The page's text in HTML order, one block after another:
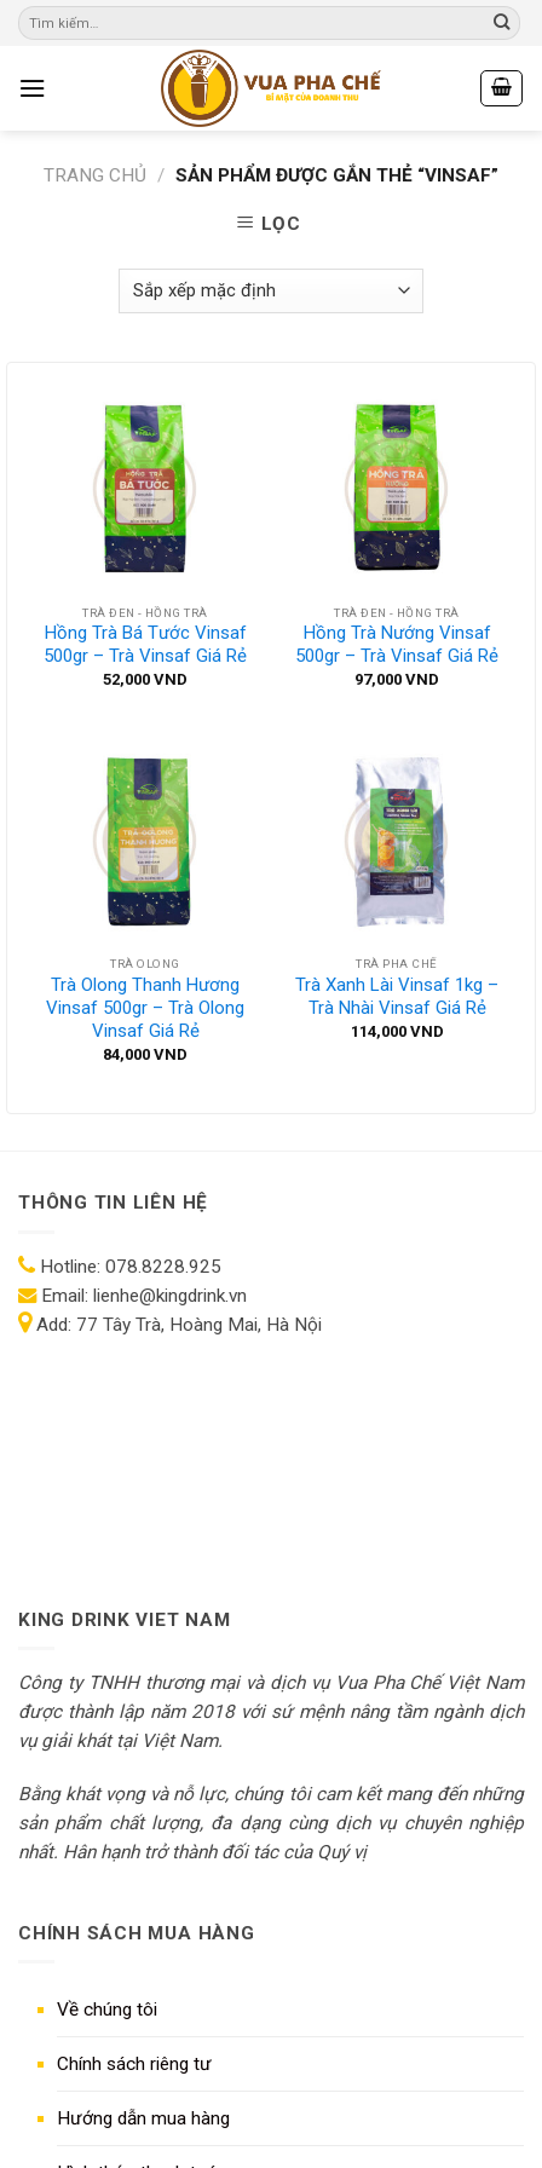
Skip
TRANG CHỦ / SẢN PHẨM ĐƯỢC GẮN THẺ “VINSAF”
LỌC
TRÀ ĐEN - HỒNG TRÀ
Hồng Trà Bá Tước Vinsaf
500gr – Trà Vinsaf Giá Rẻ
52,000 VND
TRÀ ĐEN - HỒNG TRÀ
Hồng Trà Nướng Vinsaf
500gr – Trà Vinsaf Giá Rẻ
97,000 VND
TRÀ OLONG
Trà Olong Thanh Hương
Vinsaf 500gr – Trà Olong
Vinsaf Giá Rẻ
84,000 VND
TRÀ PHA CHẾ
Trà Xanh Lài Vinsaf 1kg –
Trà Nhài Vinsaf Giá Rẻ
114,000 VND
THÔNG TIN LIÊN HỆ
Hotline: 078.8228.925
Email: lienhe@kingdrink.vn
Add: 77 Tây Trà, Hoàng Mai, Hà Nội
KING DRINK VIET NAM
Công ty TNHH thương mại và dịch vụ Vua Pha Chế Việt Nam
được thành lập năm 2018 với sứ mệnh nâng tầm ngành dịch
vụ giải khát tại Việt Nam.
Bằng khát vọng và nỗ lực, chúng tôi cam kết mang đến những
sản phẩm chất lượng, đa dạng cùng dịch vụ chuyên nghiệp
nhất. Hân hạnh trở thành đối tác của Quý vị
CHÍNH SÁCH MUA HÀNG
Về chúng tôi
Chính sách riêng tư
Hướng dẫn mua hàng